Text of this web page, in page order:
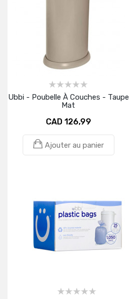
Ubbi - Poubelle À Couches - Taupe
Mat
CAD 126,99
Ajouter au panier